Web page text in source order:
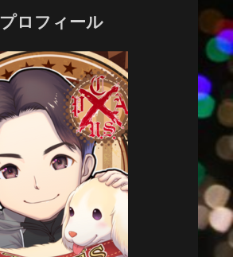
ロフィール